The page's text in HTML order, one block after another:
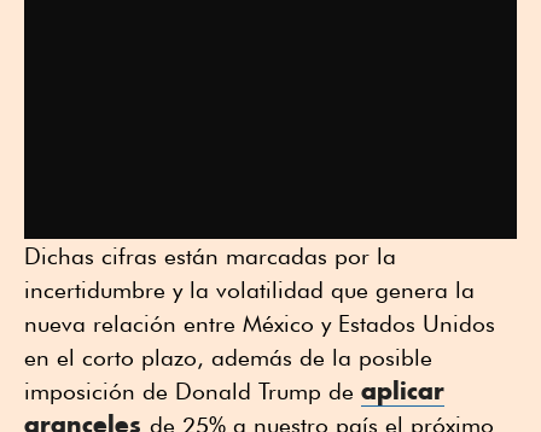
Dichas cifras están marcadas por la
incertidumbre y la volatilidad que genera la
nueva relación entre México y Estados Unidos
en el corto plazo, además de la posible
imposición de Donald Trump de aplicar
aranceles de 25% a nuestro país el próximo